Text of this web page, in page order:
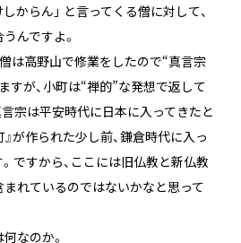
しからん」 と言ってくる僧に対して、
んですよ。
は高野山で修業をしたので“真言宗
すが、小町は“禅的”な発想で返して
宗は平安時代に日本に入ってきたと
』が作られた少し前、鎌倉時代に入っ
ですから、ここには旧仏教と新仏教
れているのではないかなと思って
なのか。